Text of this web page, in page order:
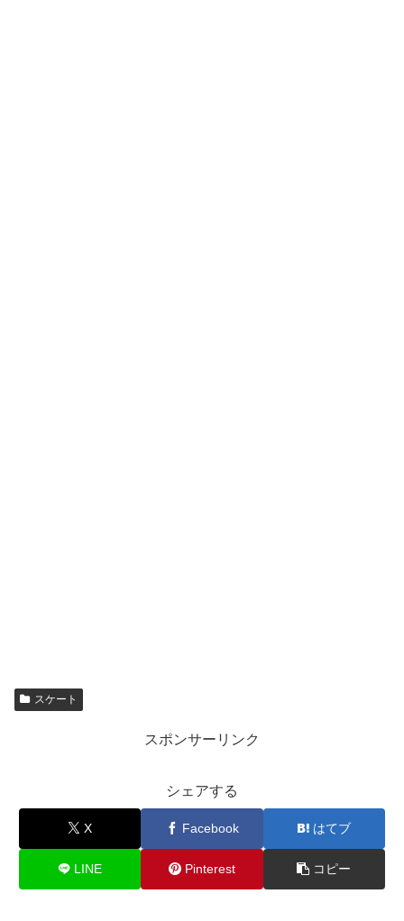
スケート
スポンサーリンク
シェアする
X Facebook はてブ
LINE Pinterest コピー